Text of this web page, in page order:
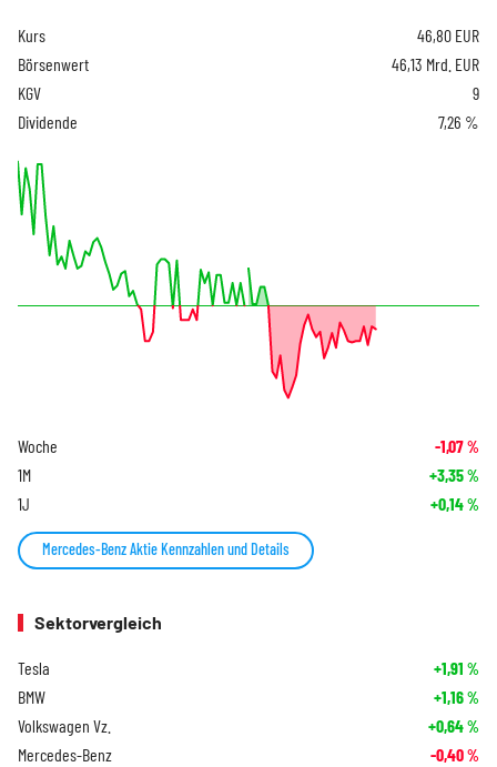
Kurs 46,80 EUR
Börsenwert
46,13 Mrd. EUR
KGV
9
Dividende
7,26 %
Woche -1,07%
1M +3,35%
1J +0,14%
Mercedes-Benz Aktie Kennzahlen und Details
Sektorvergleich
Tesla +1,91 %
BMW +1,16%
Volkswagen Vz. +0,64%
Mercedes-Benz -0,40%